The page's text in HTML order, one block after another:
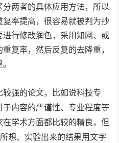
两者的具体应用方法，所以
率提高，很容易就被判为抄
行修改润色，采用知网、或
复率，然后反复的去降重，
强的论文，比如说科技专
内容的严谨性、专业程度等
学术方面都比较的精良，但
想、实验出来的结果用文字